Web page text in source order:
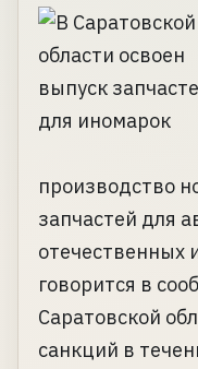
производство
запчастей для
отечественных
говорится в
Саратовской
санкций в